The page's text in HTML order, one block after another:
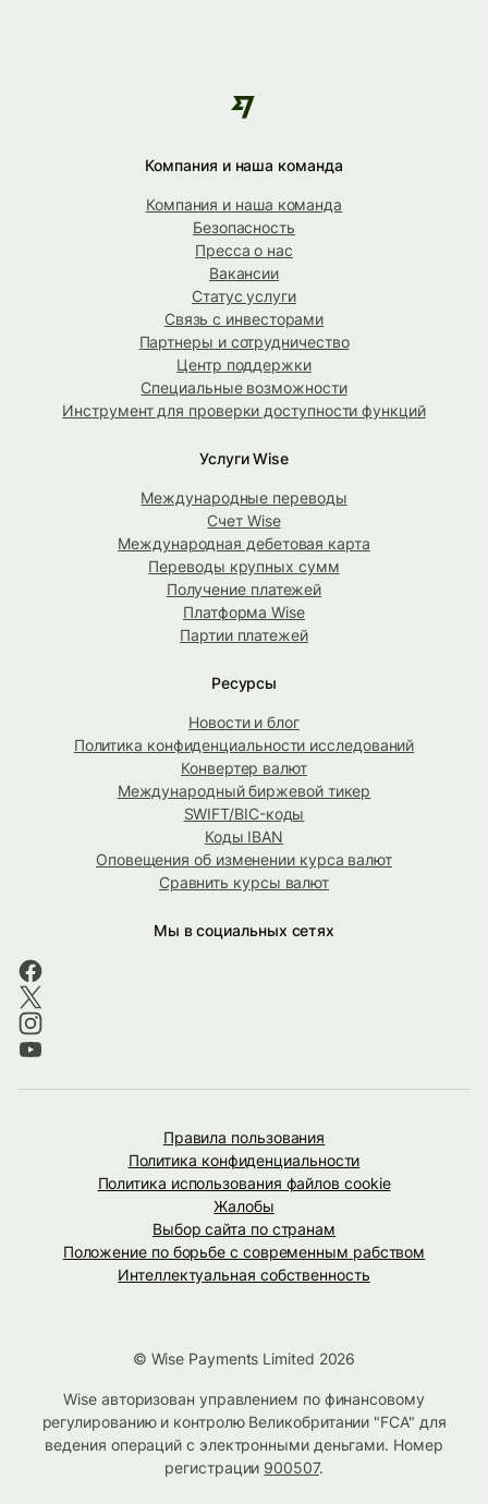
Компания и наша команда
Компания и наша команда
Безопасность
Пресса о нас
Вакансии
Статус услуги
Связь с инвесторами
Партнеры и сотрудничество
Центр поддержки
Специальные возможности
Инструмент для проверки доступности функций
Услуги Wise
Международные переводы
Счет Wise
Международная дебетовая карта
Переводы крупных сумм
Получение платежей
Платформа Wise
Партии платежей
Ресурсы
Новости и блог
Политика конфиденциальности исследований
Конвертер валют
Международный биржевой тикер
SWIFT/BIC-коды
Коды IBAN
Оповещения об изменении курса валют
Сравнить курсы валют
Мы в социальных сетях
Правила пользования
Политика конфиденциальности
Политика использования файлов cookie
Жалобы
Выбор сайта по странам
Положение по борьбе с современным рабством
Интеллектуальная собственность
© Wise Payments Limited 2026
Wise авторизован управлением по финансовому
регулированию и контролю Великобритании "FCA" для
ведения операций с электронными деньгами. Номер
регистрации 900507.